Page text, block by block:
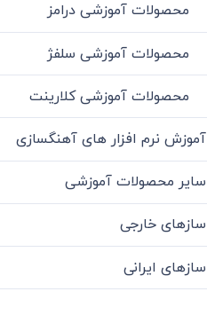
محصولات آموزشی درامز
محصولات آموزشی سلفژ
محصولات آموزشی کلارینت
آموزش نرم افزار های آهنگسازی
سایر محصولات آموزشی
سازهای خارجی
سازهای ایرانی